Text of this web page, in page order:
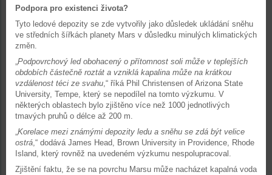
Podpora pro existenci života?
Tyto ledové depozity se zde vytvořily jako důsledek ukládání sněhu
ve středních šířkách planety Mars v důsledku minulých klimatických
změn.
„Podpovrchový led obohacený o přítomnost soli může v teplejších
obdobích částečně roztát a vzniklá kapalina může na krátkou
vzdálenost téci ze svahu,“ říká Phil Christensen of Arizona State
University, Tempe, který se nepodílel na tomto výzkumu. V
některých oblastech bylo zjištěno více než 1000 jednotlivých
tmavých pruhů o délce až 200 m.
„Korelace mezi známými depozity ledu a sněhu se zdá být velice
ostrá,“ dodává James Head, Brown University in Providence, Rhode
Island, který rovněž na uvedeném výzkumu nespolupracoval.
Zjištění faktu, že se na povrchu Marsu může nacházet kapalná voda